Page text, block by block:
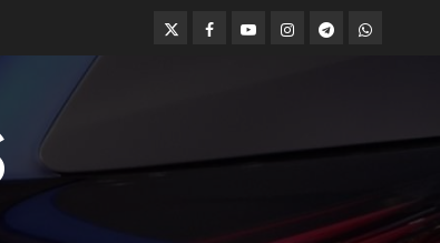
TwitterFacebookYoutubeInstagramTelegramWhatsApp